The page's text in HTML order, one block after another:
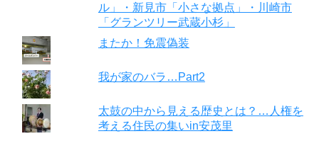
ル」・新見市「小さな拠点」・川崎市
「グランツリー武蔵小杉」
またか！免震偽装
我が家のバラ…Part2
太鼓の中から見える歴史とは？…人権を
考える住民の集いin安茂里